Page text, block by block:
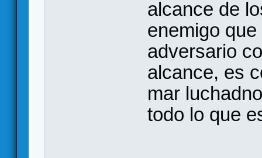
alcance de
enemigo
adversario
alcance, es
mar
todo lo que